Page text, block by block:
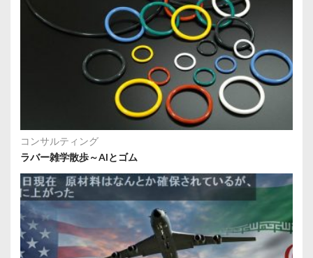
コンサルティング
ラバー雑学散歩～AIとゴム